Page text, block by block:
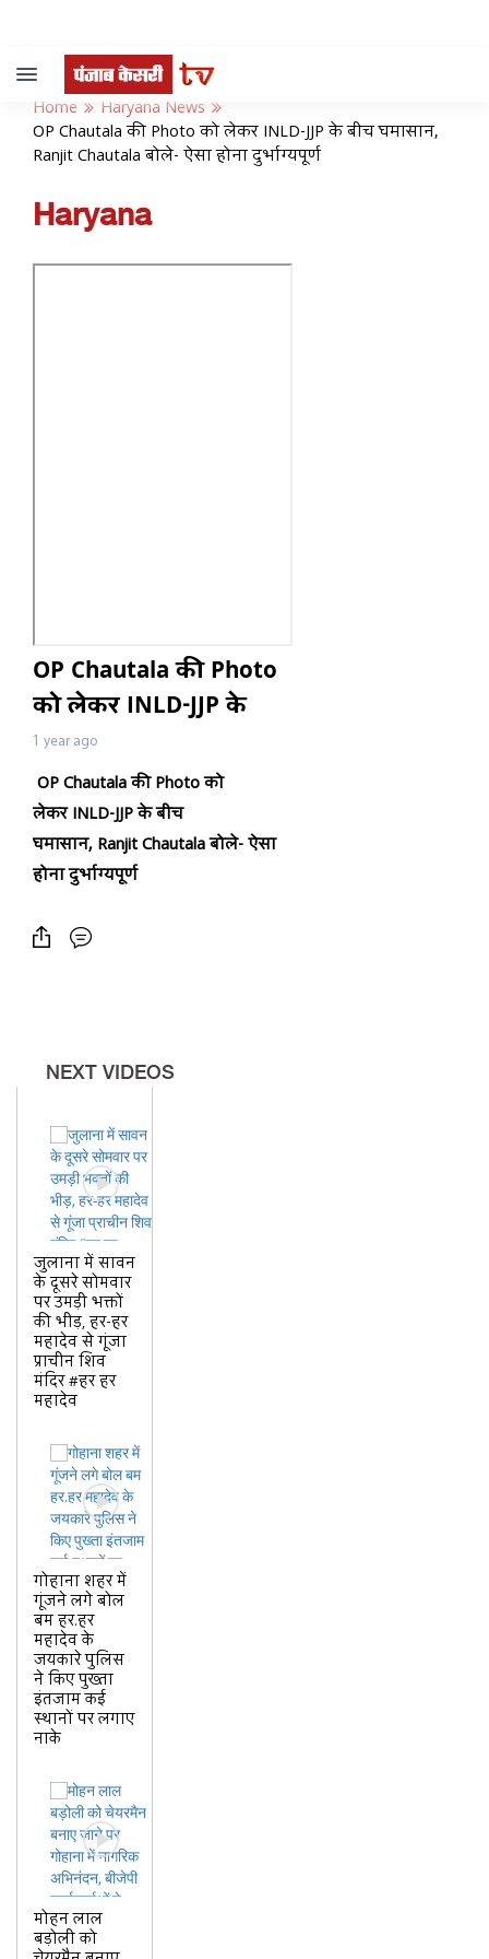
Toggle
navigation
Home
Haryana News
OP Chautala की Photo को लेकर INLD-JJP के बीच घमासान,
Ranjit Chautala बोले- ऐसा होना दुर्भाग्यपूर्ण
Haryana
OP Chautala की Photo
को लेकर INLD-JJP के
बीच घमासान, Ranjit
Chautala बोले- ऐसा होना
दुर्भाग्यपूर्ण
1 year ago
OP ChautalaकीPhotoको
लेकरINLD-JJPके बीच
घमासान, Ranjit Chautalaबोले- ऐसा
होना दुर्भाग्यपूर्ण
NEXT VIDEOS
जुलाना में सावन
के दूसरे सोमवार
पर उमड़ी भक्तों
की भीड़, हर-हर
महादेव से गूंजा
प्राचीन शिव
मंदिर #हर हर
महादेव
गोहाना शहर में
गूंजने लगे बोल
बम हर.हर
महादेव के
जयकारे पुलिस
ने किए पुख्ता
इंतजाम कई
स्थानों पर लगाए
नाके
मोहन लाल
बड़ोली को